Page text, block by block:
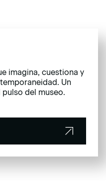
imagina, cuestiona y
Un
del museo.